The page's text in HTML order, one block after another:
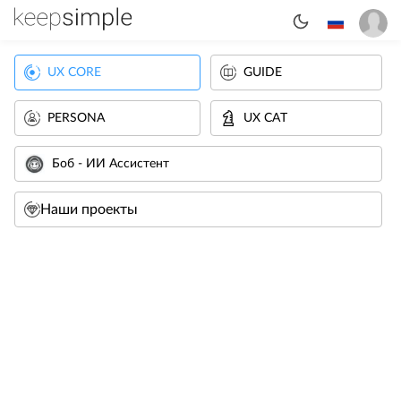
UX CORE GUIDE
PERSONA UX CAT
Боб - ИИ Ассистент
Наши проекты